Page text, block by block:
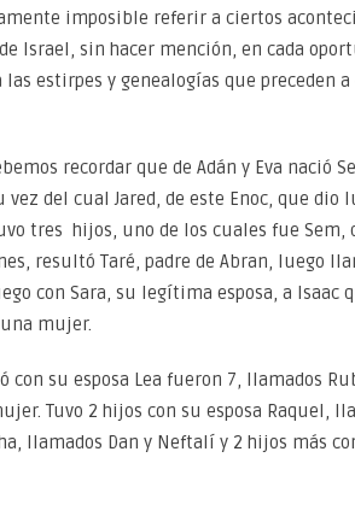
imposible referir a ciertos
Israel, sin hacer mención, en cada
estirpes y genealogías que preceden
recordar que de Adán y Eva nació
del cual Jared, de este Enoc, que
tres hijos, uno de los cuales fue Sem,
resultó Taré, padre de Abran, luego
con Sara, su legítima esposa, a Isaac
mujer.
con su esposa Lea fueron 7, llamados
Tuvo 2 hijos con su esposa Raquel,
llamados Dan y Neftalí y 2 hijos más